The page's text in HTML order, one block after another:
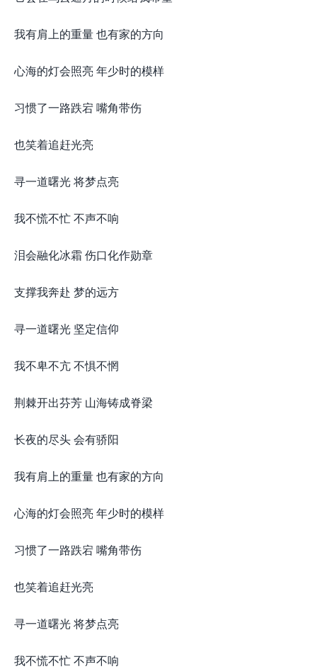
我有肩上的重量 也有家的方向
心海的灯会照亮 年少时的模样
习惯了一路跌宕 嘴角带伤
也笑着追赶光亮
寻一道曙光 将梦点亮
我不慌不忙 不声不响
泪会融化冰霜 伤口化作勋章
支撑我奔赴 梦的远方
寻一道曙光 坚定信仰
我不卑不亢 不惧不惘
荆棘开出芬芳 山海铸成脊梁
长夜的尽头 会有骄阳
我有肩上的重量 也有家的方向
心海的灯会照亮 年少时的模样
习惯了一路跌宕 嘴角带伤
也笑着追赶光亮
寻一道曙光 将梦点亮
我不慌不忙 不声不响